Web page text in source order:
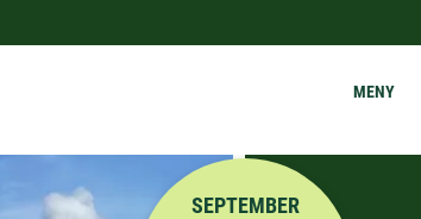
MENY
SEPTEMBER